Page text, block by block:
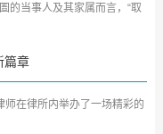
当事人及其家属而言，“取
师事务所又传来喜...
篇章
在律所内举办了一场精彩的
师研修班及中小律所管理合